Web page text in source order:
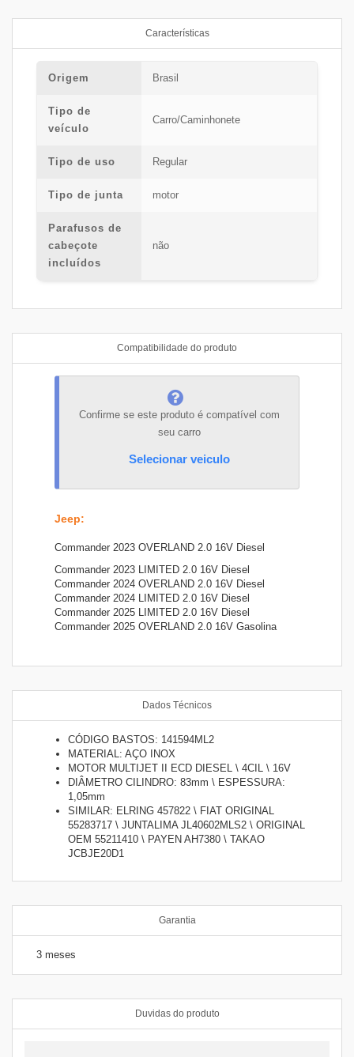
Características
Origem Brasil
Tipo de
veículo
Carro/Caminhonete
Tipo de uso Regular
Tipo de junta motor
Parafusos de
cabeçote
incluídos
não
Compatibilidade do produto
Confirme se este produto é compatível com
seu carro
Selecionar veiculo
Jeep:
Commander 2023 OVERLAND 2.0 16V Diesel
Commander 2023 LIMITED 2.0 16V Diesel
Commander 2024 OVERLAND 2.0 16V Diesel
Commander 2024 LIMITED 2.0 16V Diesel
Commander 2025 LIMITED 2.0 16V Diesel
Commander 2025 OVERLAND 2.0 16V Gasolina
Dados Técnicos
CÓDIGO BASTOS: 141594ML2
MATERIAL: AÇO INOX
MOTOR MULTIJET II ECD DIESEL \ 4CIL \ 16V
DIÂMETRO CILINDRO: 83mm \ ESPESSURA:
1,05mm
SIMILAR: ELRING 457822 \ FIAT ORIGINAL
55283717 \ JUNTALIMA JL40602MLS2 \ ORIGINAL
OEM 55211410 \ PAYEN AH7380 \ TAKAO
JCBJE20D1
Garantia
3 meses
Duvidas do produto